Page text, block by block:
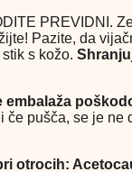
PREVIDNI.
Pazite, da
s kožo.
embalaža
če pušča, se je ne
otrocih: